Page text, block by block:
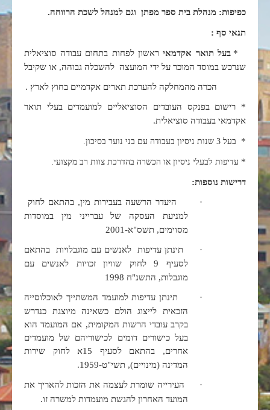
כפיפות: מנהלת בית ספר מפתן וגם למנהל לשכת הרווחה.
תנאי סף :
*בעל תואר אקדמאי ראשון לפחות בתחום עבודה סוציאלית
שנרכש במוסד המוכר על ידי המועצה להשכלה גבוהה, או שקיבל
הכרה מהמחלקה להערכת תארים אקדמיים בחוץ לארץ .
* רישום בפנקס העובדים הסוציאליים למועמדים בעלי תואר
אקדמאי בעבודה סוציאלית.
* בעל 3 שנות ניסיון בעבודה עם בני נוער בסיכון.
* עדיפות לבעלי ניסיון או הכשרה בהדרכת צוות רב מקצועי.
דרישות נוספות:
·
היעדר הרשעה בעבירות מין, בהתאם לחוק
למניעת העסקה של עברייני מין במוסדות
מסוימים, תשס"א-2001
·
תינתן עדיפות לאנשים עם מוגבלויות בהתאם
לסעיף 9 לחוק שוויון זכויות לאנשים עם
מוגבלות, התשנ"ח 1998
·
תינתן עדיפות למועמד המשתייך לאוכלוסייה
הזכאית לייצוג הולם כשאינה מיוצגת כנדרש
בקרב עובדי הרשות המקומית, אם המועמד הוא
בעל כישורים דומים לכישוריהם של מועמדים
אחרים, בהתאם לסעיף 15א לחוק שירות
המדינה (מינויים), תשי"ט-1959.
·
העירייה שומרת לעצמה את הזכות להאריך את
המועד האחרון להגשת מועמדות למשרה זו.